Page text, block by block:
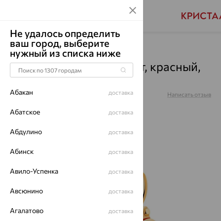
Главная Каталог Серьги Малахит
Серьги, золото, малахит, красный,
02-3-184-8800-010
Артикул: Написать отзыв
Не удалось определить
ваш город, выберите
нужный из списка ниже
Абакан доставка
Абатское доставка
Абдулино доставка
Абинск доставка
Авило-Успенка доставка
Авсюнино доставка
Агалатово доставка